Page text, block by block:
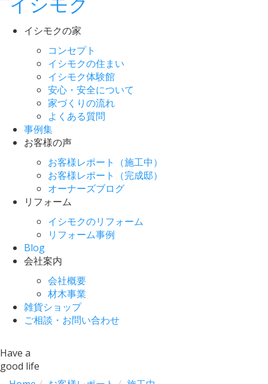
イシモクの家
コンセプト
イシモクの住まい
イシモク体験館
安心・安全について
家づくりの流れ
よくある質問
事例集
お客様の声
お客様レポート（施工中）
お客様レポート（完成邸）
オーナーズブログ
リフォーム
イシモクのリフォーム
リフォーム事例
Blog
会社案内
会社概要
材木事業
雑貨ショップ
ご相談・お問い合わせ
Have a
good life